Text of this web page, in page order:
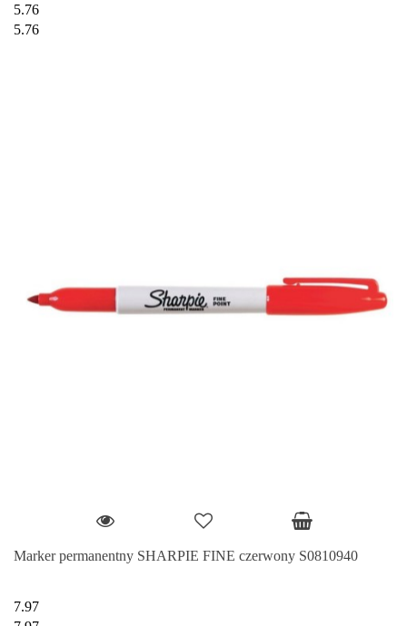
5.76
5.76
Marker permanentny SHARPIE FINE czerwony S0810940
7.97